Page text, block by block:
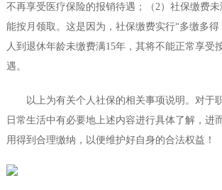
不再享受医疗保险的报销待遇；（2）社保缴费
能按月领取。这是因为，社保缴费实行“多缴多得
人到退休年龄未缴费满15年，其将不能正常享受
遇。
以上为有关个人社保的相关事项说明。对于
日常生活中有必要地上述内容进行具体了解，进
用得到合理缴纳，以便维护好自身的合法权益！